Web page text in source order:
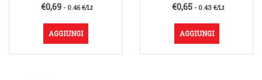
€0,69 - 0.46 €/Lt
AGGIUNGI
€0,65- 0.43 €/Lt
AGGIUNGI